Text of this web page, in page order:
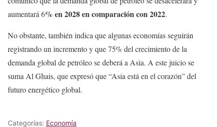
aumentará 6% en 2028 en comparación con 2022.
No obstante, también indica que algunas economías seguirán
registrando un incremento y que 75% del crecimiento de la
demanda global de petróleo se deberá a Asia. A este juicio se
suma Al Ghais, que expresó que “Asia está en el corazón” del
futuro energético global.
Categorías: Economía